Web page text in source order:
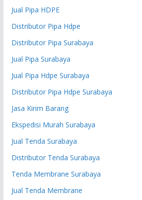
Jual Pipa HDPE
Distributor Pipa Hdpe
Distributor Pipa Surabaya
Jual Pipa Surabaya
Jual Pipa Hdpe Surabaya
Distributor Pipa Hdpe Surabaya
Jasa Kirim Barang
Ekspedisi Murah Surabaya
Jual Tenda Surabaya
Distributor Tenda Surabaya
Tenda Membrane Surabaya
Jual Tenda Membrane